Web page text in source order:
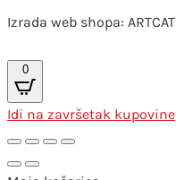
Izrada web shopa: ARTCAT
0
Idi na završetak kupovine